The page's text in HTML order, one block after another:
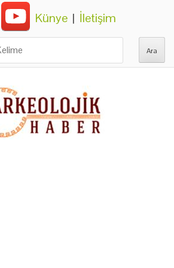
Künye | İletişim